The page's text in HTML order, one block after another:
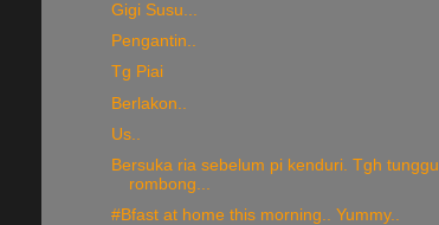
Gigi Susu...
Pengantin..
Tg Piai
Berlakon..
Us..
Bersuka ria sebelum pi kenduri. Tgh tunggu
rombong...
#Bfast at home this morning.. Yummy..